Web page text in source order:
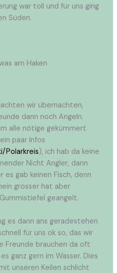
war toll und für uns ging
Süden.
am Haken
wir übernachten,
dann noch Angeln.
alle nötige gekümmert
paar Infos
Polarkreis), ich hab da keine
Nicht Angler, dann
es gab keinen Fisch, denn
grosser hat aber
geangelt.
es dann ans geradestehen
für uns ok so, das wir
Freunde brauchen da oft
ganz gern im Wasser. Dies
unseren Keilen schlicht